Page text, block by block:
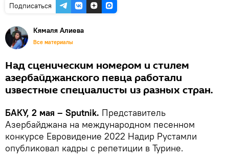
Подписаться
Кямаля Алиева
Все материалы
Над сценическим номером и стилем
азербайджанского певца работали
известные специалисты из разных стран.
БАКУ, 2 мая – Sputnik. Представитель
Азербайджана на международном песенном
конкурсе Евровидение 2022 Надир Рустамли
опубликовал кадры с репетиции в Турине.